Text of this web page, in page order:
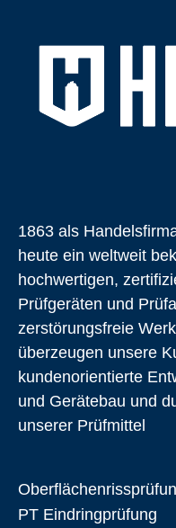
1863 als
heute ein weltweit
hochwertigen,
Prüfgeräten und
zerstörungsfreie
überzeugen unsere
kundenorientierte
und Gerätebau und
unserer Prüfmittel
PT Eindringprüfung